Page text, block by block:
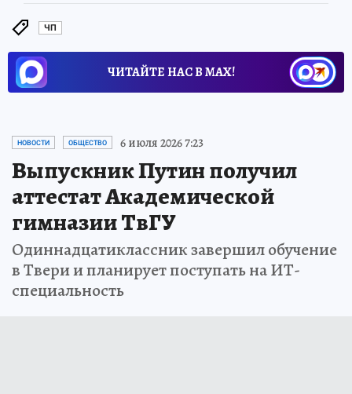
ЧП
ЧИТАЙТЕ НАС В МАХ!
НОВОСТИ ОБЩЕСТВО 6 июля 2026 7:23
Выпускник Путин получил
аттестат Академической
гимназии ТвГУ
Одиннадцатиклассник завершил обучение
в Твери и планирует поступать на ИТ-
специальность